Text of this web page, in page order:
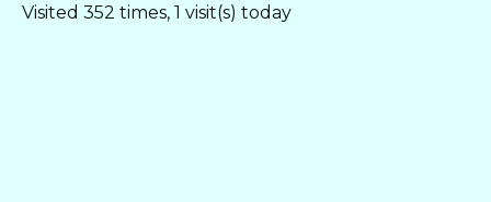
Visited 352 times, 1 visit(s) today